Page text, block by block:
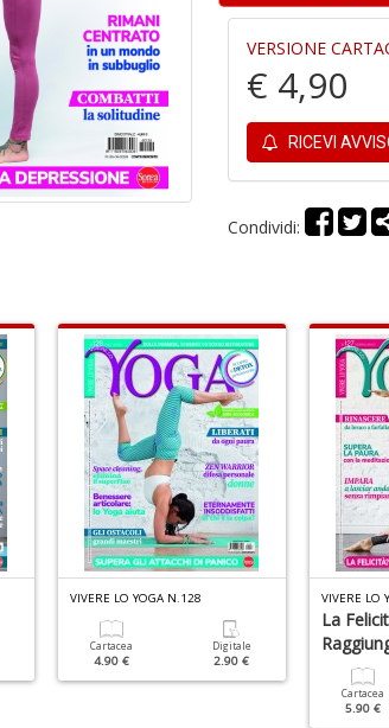
VERSIONE
€ 4,90
RICEVI
Condividi:
VIVERE LO YOGA N.128
Cartacea
4.90 €
Digitale
2.90 €
VIVERE LO
La
Cartacea
5.90 €